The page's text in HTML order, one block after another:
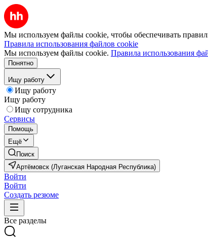
Мы используем файлы cookie, чтобы обеспечивать
Правила использования файлов cookie
Мы используем файлы cookie. Правила использования
Понятно
Ищу работу
Ищу работу
Ищу работу
Ищу сотрудника
Сервисы
Помощь
Ещё
Поиск
Артёмовск (Луганская Народная Республика)
Войти
Войти
Создать резюме
Все разделы